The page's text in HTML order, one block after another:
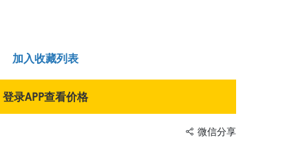
加入收藏列表
登录APP查看价格
微信分享